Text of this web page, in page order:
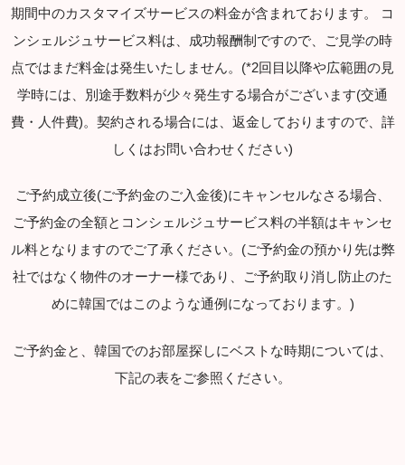
期間中のカスタマイズサービスの料金が含まれております。 コ
ンシェルジュサービス料は、成功報酬制ですので、ご見学の時
点ではまだ料金は発生いたしません。(*2回目以降や広範囲の見
学時には、別途手数料が少々発生する場合がございます(交通
費・人件費)。契約される場合には、返金しておりますので、詳
しくはお問い合わせください)
ご予約成立後(ご予約金のご入金後)にキャンセルなさる場合、
ご予約金の全額とコンシェルジュサービス料の半額はキャンセ
ル料となりますのでご了承ください。(ご予約金の預かり先は弊
社ではなく物件のオーナー様であり、ご予約取り消し防止のた
めに韓国ではこのような通例になっております。)
ご予約金と、韓国でのお部屋探しにベストな時期については、
下記の表をご参照ください。